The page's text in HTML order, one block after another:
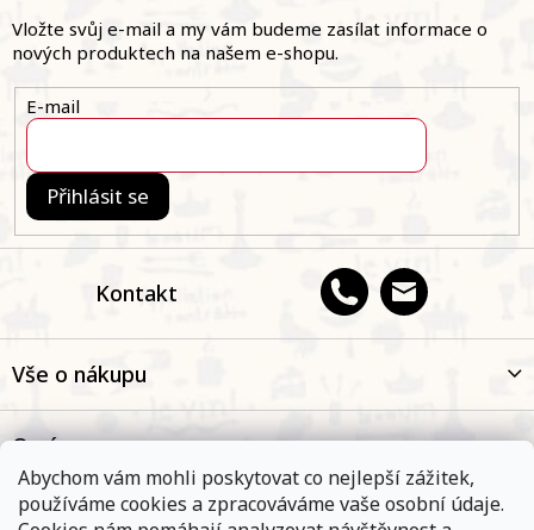
Abychom vám mohli poskytovat co nejlepší zážitek,
používáme cookies a zpracováváme vaše osobní údaje.
a
Kontakt
Vložte svůj e-mail a my vám budeme zasílat informace o
nových produktech na našem e-shopu.
E-mail
Přihlásit se
Vše o nákupu
O nás
Oblíbené kategorie